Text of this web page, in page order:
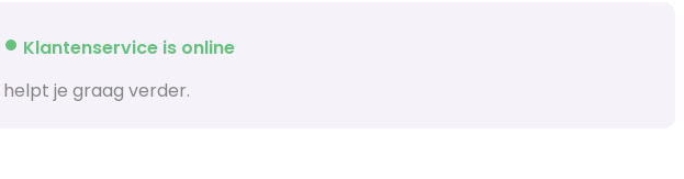
Klantenservice is online
helpt je graag verder.